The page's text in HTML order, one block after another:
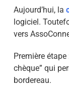
Aujourd’hui, la
logiciel.
vers
Première
chèque” qui
bordereau.